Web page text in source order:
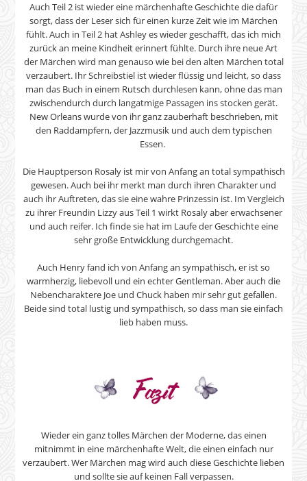
Auch Teil 2 ist wieder eine märchenhafte Geschichte die dafür
sorgt, dass der Leser sich für einen kurze Zeit wie im Märchen
fühlt. Auch in Teil 2 hat Ashley es wieder geschafft, das ich mich
zurück an meine Kindheit erinnert fühlte. Durch ihre neue Art
der Märchen wird man genauso wie bei den alten Märchen total
verzaubert. Ihr Schreibstiel ist wieder flüssig und leicht, so dass
man das Buch in einem Rutsch durchlesen kann, ohne das man
zwischendurch durch langatmige Passagen ins stocken gerät.
New Orleans wurde von ihr ganz zauberhaft beschrieben, mit
den Raddampfern, der Jazzmusik und auch dem typischen
Essen.
Die Hauptperson Rosaly ist mir von Anfang an total sympathisch
gewesen. Auch bei ihr merkt man durch ihren Charakter und
auch ihr Auftreten, das sie eine wahre Prinzessin ist. Im Vergleich
zu ihrer Freundin Lizzy aus Teil 1 wirkt Rosaly aber erwachsener
und auch reifer. Ich finde sie hat im Laufe der Geschichte eine
sehr große Entwicklung durchgemacht.
Auch Henry fand ich von Anfang an sympathisch, er ist so
warmherzig, liebevoll und ein echter Gentleman. Aber auch die
Nebencharaktere Joe und Chuck haben mir sehr gut gefallen.
Beide sind total lustig und sympathisch, so dass man sie einfach
lieb haben muss.
Wieder ein ganz tolles Märchen der Moderne, das einen
mitnimmt in eine märchenhafte Welt, die einen einfach nur
verzaubert. Wer Märchen mag wird auch diese Geschichte lieben
und sollte sie auf keinen Fall verpassen.